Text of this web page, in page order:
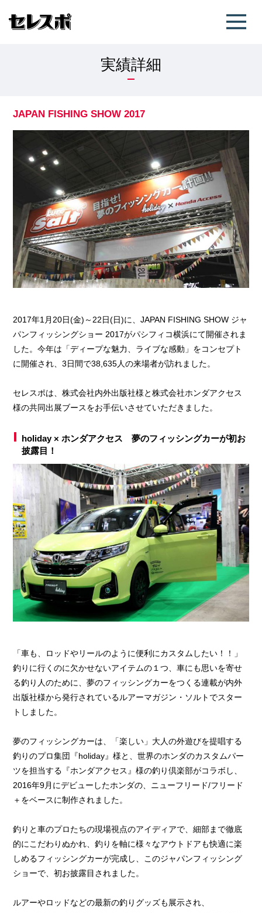
実績詳細
JAPAN FISHING SHOW 2017
2017年1月20日(金)～22日(日)に、JAPAN FISHING SHOW ジャ
パンフィッシングショー 2017がパシフィコ横浜にて開催されま
した。今年は「ディープな魅力、ライブな感動」をコンセプト
に開催され、3日間で38,635人の来場者が訪れました。
セレスポは、株式会社内外出版社様と株式会社ホンダアクセス
様の共同出展ブースをお手伝いさせていただきました。
holiday × ホンダアクセス 夢のフィッシングカーが初お
披露目！
「車も、ロッドやリールのように便利にカスタムしたい！！」
釣りに行くのに欠かせないアイテムの１つ、車にも思いを寄せ
る釣り人のために、夢のフィッシングカーをつくる連載が内外
出版社様から発行されているルアーマガジン・ソルトでスター
トしました。
夢のフィッシングカーは、「楽しい」大人の外遊びを提唱する
釣りのプロ集団『holiday』様と、世界のホンダのカスタムパー
ツを担当する『ホンダアクセス』様の釣り倶楽部がコラボし、
2016年9月にデビューしたホンダの、ニューフリード/フリード
＋をベースに制作されました。
釣りと車のプロたちの現場視点のアイディアで、細部まで徹底
的にこだわりぬかれ、釣りを軸に様々なアウトドアも快適に楽
しめるフィッシングカーが完成し、このジャパンフィッシング
ショーで、初お披露目されました。
ルアーやロッドなどの最新の釣りグッズも展示され、